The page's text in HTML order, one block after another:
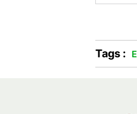
Tags :